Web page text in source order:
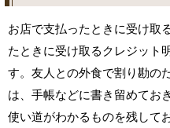
お店で支払ったときに受け取
たときに受け取るクレジット
す。友人との外食で割り勘の
は、手帳などに書き留めてお
使い道がわかるものを残して